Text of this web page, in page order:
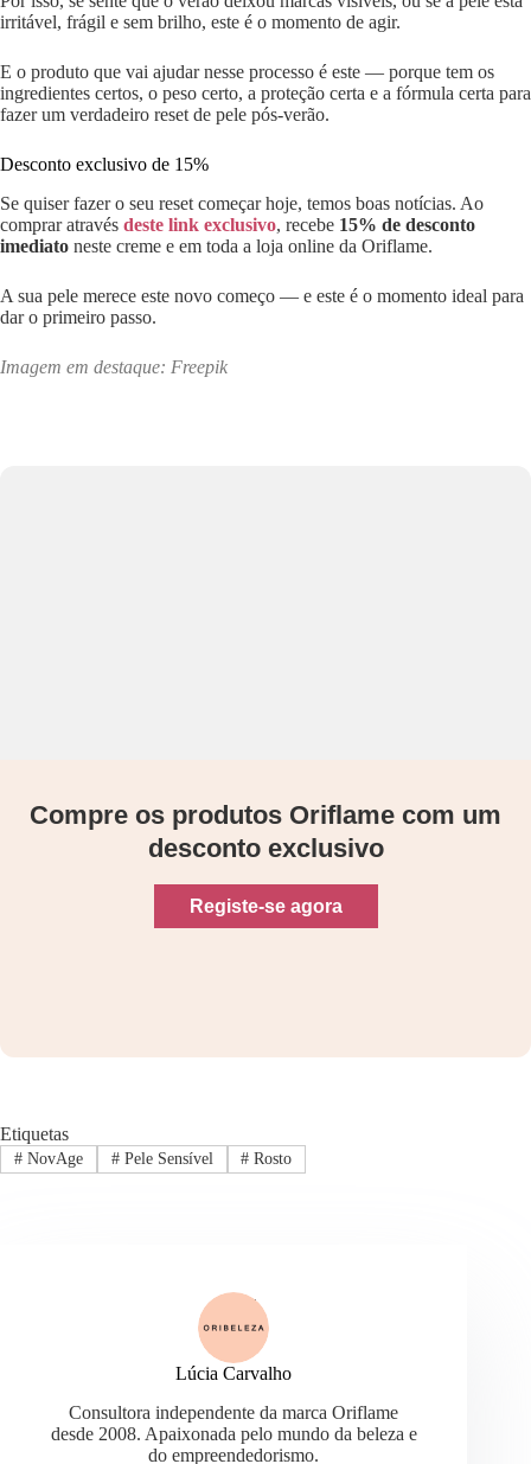
irritável, frágil e sem brilho, este é o momento de agir.
E o produto que vai ajudar nesse processo é este — porque tem os
ingredientes certos, o peso certo, a proteção certa e a fórmula certa para
fazer um verdadeiro reset de pele pós-verão.
Desconto exclusivo de 15%
Se quiser fazer o seu reset começar hoje, temos boas notícias. Ao
comprar através deste link exclusivo, recebe 15% de desconto
imediato neste creme e em toda a loja online da Oriflame.
A sua pele merece este novo começo — e este é o momento ideal para
dar o primeiro passo.
Imagem em destaque: Freepik
Compre os produtos Oriflame com um
desconto exclusivo
Registe-se agora
Etiquetas
#NovAge #Pele Sensível # Rosto
Lúcia Carvalho
Consultora independente da marca Oriflame
desde 2008. Apaixonada pelo mundo da beleza e
do empreendedorismo.